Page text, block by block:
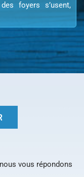
foyers s’usent,
vous répondons